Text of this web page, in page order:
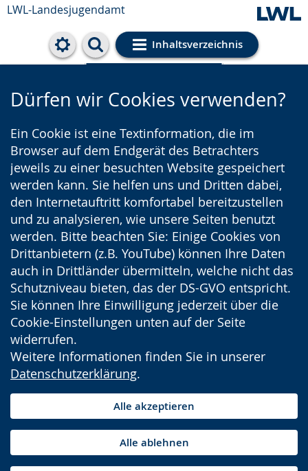
LWL-Landesjugendamt
Inhaltsverzeichnis
Cookie-Einstellungen
Dürfen wir Cookies verwenden?
Ein Cookie ist eine Textinformation, die im
Browser auf dem Endgerät des Betrachters
jeweils zu einer besuchten Website gespeichert
werden kann. Sie helfen uns und Dritten dabei,
den Internetauftritt komfortabel bereitzustellen
und zu analysieren, wie unsere Seiten benutzt
werden. Bitte beachten Sie: Einige Cookies von
Drittanbietern (z.B. YouTube) können Ihre Daten
auch in Drittländer übermitteln, welche nicht das
Schutzniveau bieten, das der DS-GVO entspricht.
Sie können Ihre Einwilligung jederzeit über die
Cookie-Einstellungen unten auf der Seite
widerrufen.
Weitere Informationen finden Sie in unserer
Datenschutzerklärung.
Alle akzeptieren
Alle ablehnen